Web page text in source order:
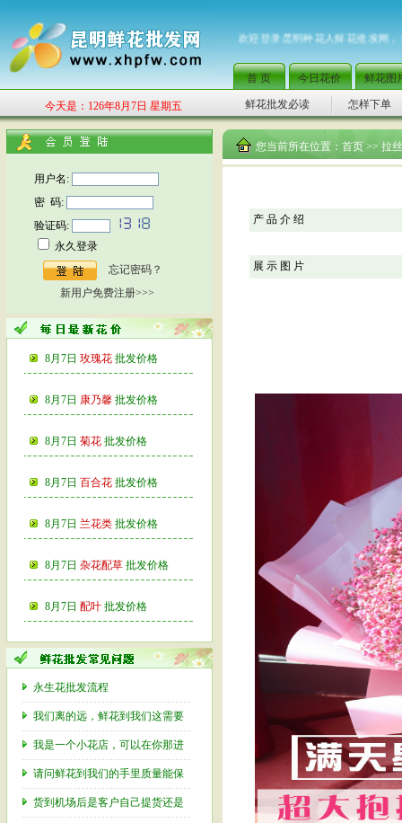
欢迎登录昆明种花人鲜花批发网，
首 页 今日花价 鲜花图
今天是：126年8月7日 星期五 鲜花批发必读 怎样下单
用户名:
密 码:
验证码:
永久登录
忘记密码？
新用户免费注册>>>
8月7日 玫瑰花 批发价格
8月7日 康乃馨 批发价格
8月7日 菊花 批发价格
8月7日 百合花 批发价格
8月7日 兰花类 批发价格
8月7日 杂花配草 批发价格
8月7日 配叶 批发价格
永生花批发流程
我们离的远，鲜花到我们这需要
我是一个小花店，可以在你那进
请问鲜花到我们的手里质量能保
货到机场后是客户自己提货还是
您当前所在位置： 首页 >> 拉
产 品 介 绍
展 示 图 片